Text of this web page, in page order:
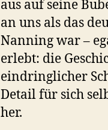
aus auf seine
an uns als das
Nanning war –
erlebt: die
eindringlicher
Detail für sich
her.